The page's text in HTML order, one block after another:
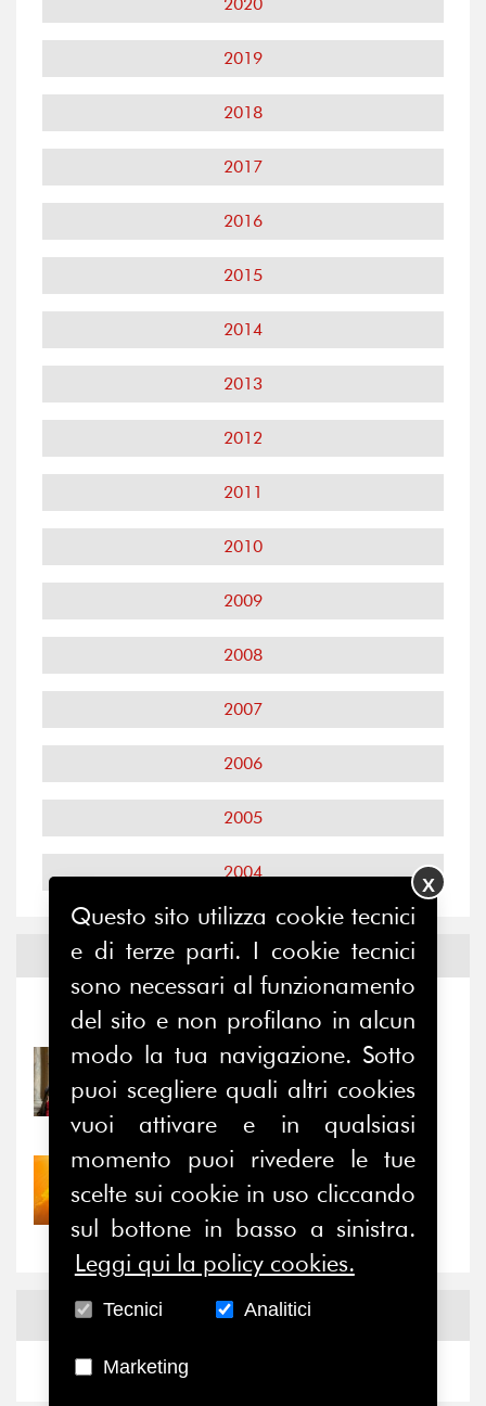
2019
2018
2017
2016
2015
2014
2013
2012
2011
2010
2009
2008
2007
2006
2005
2004
Notizie ed Eventi
Notizie-Eventi
31/07/2026
Prima della pausa estiva,
il valore di...
30/07/2026
Nove anni dopo la
“grande cecità”: la...
NewsFacebook
Questo sito utilizza cookie tecnici
e di terze parti. I cookie tecnici
sono necessari al funzionamento
del sito e non profilano in alcun
modo la tua navigazione. Sotto
puoi scegliere quali altri cookies
vuoi attivare e in qualsiasi
momento puoi rivedere le tue
scelte sui cookie in uso cliccando
sul bottone in basso a sinistra.
Leggi qui la policy cookies.
Tecnici Analitici
Marketing
X